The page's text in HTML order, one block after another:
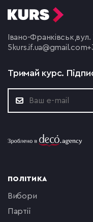
Івано-Франківськ, вул.
5 kurs.if.ua@gmail.com
Тримай курс.
ПОЛІТИКА
вибори
партії